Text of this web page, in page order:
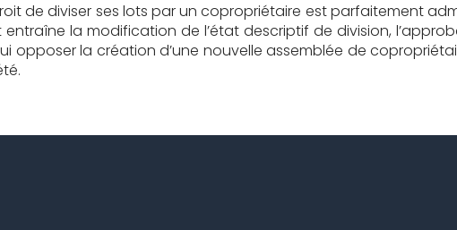
de diviser ses lots par un copropriétaire est parfaitement
la modification de l’état descriptif de division,
opposer la création d’une nouvelle assemblée de